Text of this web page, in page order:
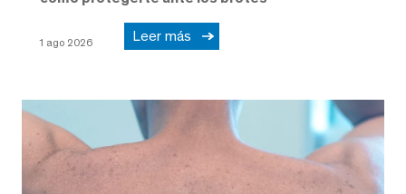
1 ago 2026 Leer más